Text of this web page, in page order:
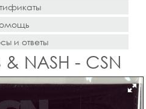
и ответы
& NASH - CSN